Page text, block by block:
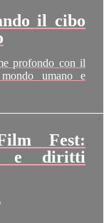
il cibo
profondo con il
umano e
Fest:
e diritti